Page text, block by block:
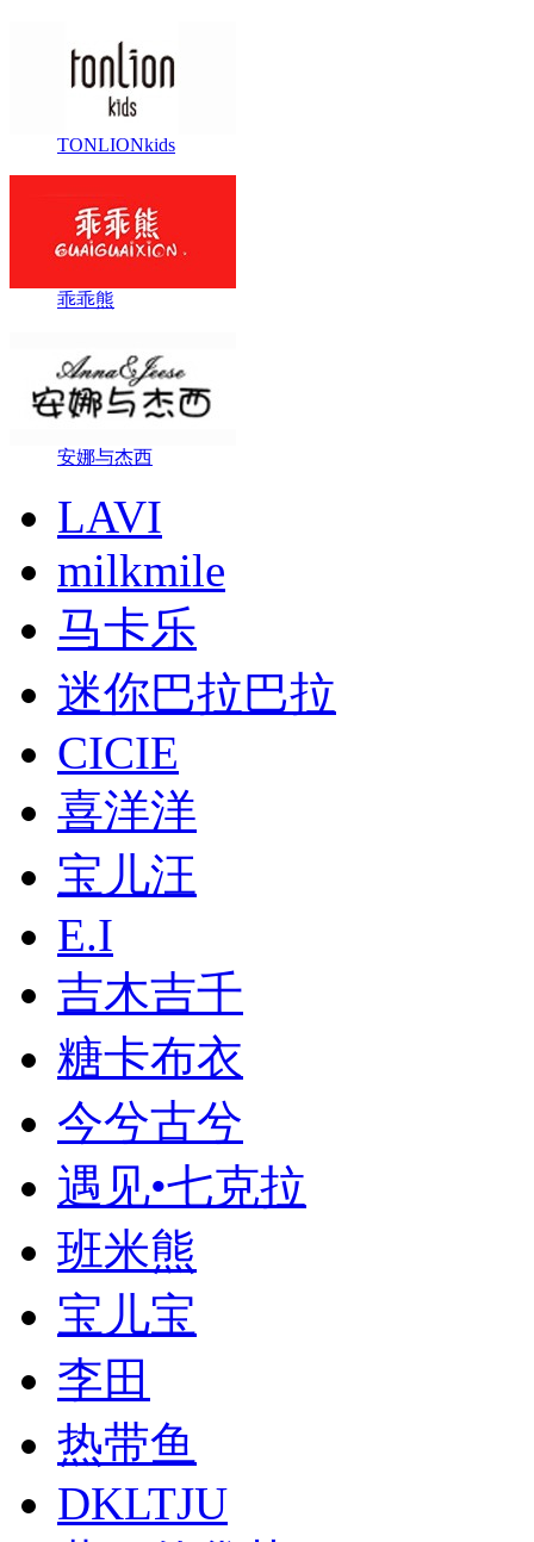
TONLIONkids
乖乖熊
安娜与杰西
LAVI
milkmile
马卡乐
迷你巴拉巴拉
CICIE
喜洋洋
宝儿汪
E.I
吉木吉千
糖卡布衣
今兮古兮
遇见•七克拉
班米熊
宝儿宝
李田
热带鱼
DKLTJU